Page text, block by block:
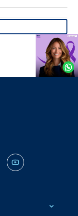
Agende
Whatsapp